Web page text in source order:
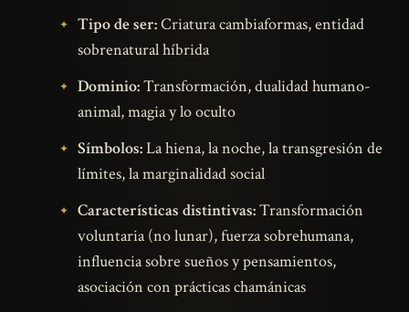
Tipo de ser:Criatura cambiaformas, entidad
sobrenatural híbrida
Dominio:Transformación, dualidad humano-
animal, magia y lo oculto
Símbolos:La hiena, la noche, la transgresión de
límites, la marginalidad social
Características distintivas:Transformación
voluntaria (no lunar), fuerza sobrehumana,
influencia sobre sueños y pensamientos,
asociación con prácticas chamánicas